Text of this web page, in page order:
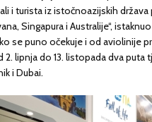
i turista iz istočnoazijskih država
Singapura i Australije“,
se puno očekuje i od aviolinije
2. lipnja do 13. listopada dva puta
i Dubai.